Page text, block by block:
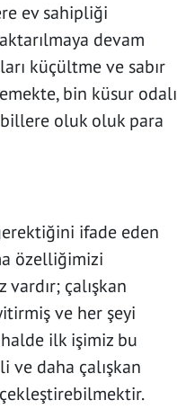
ev sahipliği
devam
küçültme ve sabır
bin küsur odalı
oluk oluk para
ifade eden
özelliğimizi
vardır; çalışkan
ve her şeyi
ilk işimiz bu
ve daha çalışkan